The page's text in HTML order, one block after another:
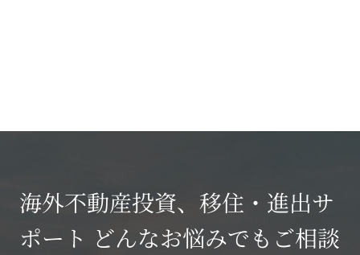
海外不動産投資、移住・進出サ
ポート どんなお悩みでもご相談